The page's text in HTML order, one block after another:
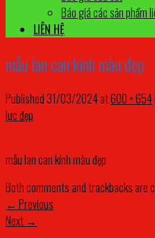
Báo giá các sản phẩm
LIÊN HỆ
mẫu lan can kính màu đẹp
Published31/03/2024at600 × 654
lực đẹp
mẫu lan can kính màu đẹp
Both comments and trackbacks are
← Previous
Next →